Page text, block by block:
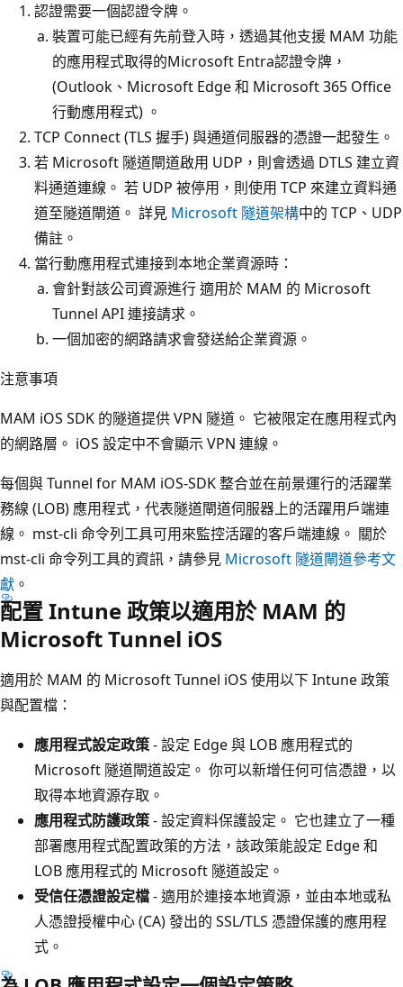
認證需要一個認證令牌。
裝置可能已經有先前登入時，透過其他支援 MAM 功能
的應用程式取得的Microsoft Entra認證令牌，
(Outlook、Microsoft Edge 和 Microsoft 365 Office
行動應用程式) 。
TCP Connect (TLS 握手) 與通道伺服器的憑證一起發生。
若 Microsoft 隧道閘道啟用 UDP，則會透過 DTLS 建立資
料通道連線。 若 UDP 被停用，則使用 TCP 來建立資料通
道至隧道閘道。 詳見 Microsoft 隧道架構中的 TCP、UDP
備註。
當行動應用程式連接到本地企業資源時：
會針對該公司資源進行 適用於 MAM 的 Microsoft
Tunnel API 連接請求。
一個加密的網路請求會發送給企業資源。
注意事項
MAM iOS SDK 的隧道提供 VPN 隧道。 它被限定在應用程式內
的網路層。 iOS 設定中不會顯示 VPN 連線。
每個與 Tunnel for MAM iOS-SDK 整合並在前景運行的活躍業
務線 (LOB) 應用程式，代表隧道閘道伺服器上的活躍用戶端連
線。 mst-cli 命令列工具可用來監控活躍的客戶端連線。 關於
mst-cli 命令列工具的資訊，請參見 Microsoft 隧道閘道參考文
獻 。
配置 Intune 政策以適用於 MAM 的
Microsoft Tunnel iOS
適用於 MAM 的 Microsoft Tunnel iOS 使用以下 Intune 政策
與配置檔：
應用程式設定政策- 設定 Edge 與 LOB 應用程式的
Microsoft 隧道閘道設定。 你可以新增任何可信憑證，以
取得本地資源存取。
應用程式防護政策- 設定資料保護設定。 它也建立了一種
部署應用程式配置政策的方法，該政策能設定 Edge 和
LOB 應用程式的 Microsoft 隧道設定。
受信任憑證設定檔- 適用於連接本地資源，並由本地或私
人憑證授權中心 (CA) 發出的 SSL/TLS 憑證保護的應用程
式。